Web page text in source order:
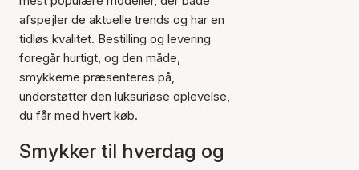
afspejler de aktuelle trends og har en
tidløs kvalitet. Bestilling og levering
foregår hurtigt, og den måde,
smykkerne præsenteres på,
understøtter den luksuriøse oplevelse,
du får med hvert køb.
Smykker til hverdag og